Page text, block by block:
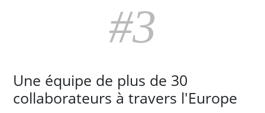
#3
Une équipe de plus de 30
collaborateurs à travers l'Europe